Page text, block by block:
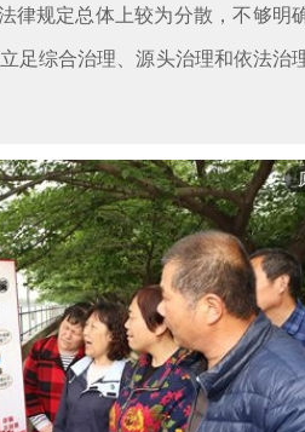
律规定总体上较为分散，不够明
足综合治理、源头治理和依法治